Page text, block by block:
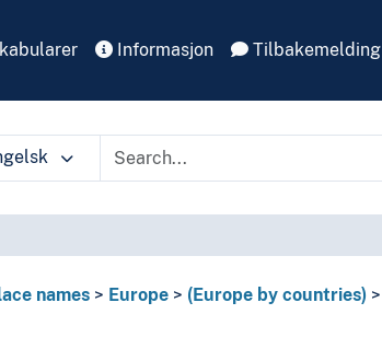
Informasjon Tilbakemelding
names Europe (Europe by countries)